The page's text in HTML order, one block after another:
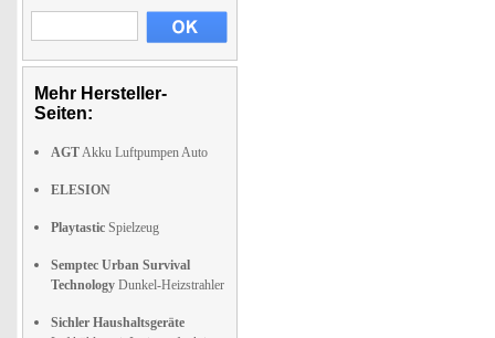
Mehr Hersteller-
Seiten:
AGTAkku Luftpumpen Auto
ELESION
Playtastic Spielzeug
Semptec Urban Survival
Technology Dunkel-Heizstrahler
Sichler Haushaltsgeräte